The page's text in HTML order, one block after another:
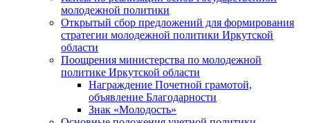
молодежной политики
Открытый сбор предложений для формирования
стратегии молодежной политики Иркутской
области
Поощрения министерства по молодежной
политике Иркутской области
Награждение Почетной грамотой,
объявление Благодарности
Знак «Молодость»